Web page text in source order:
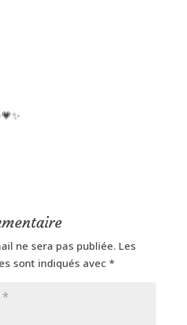
ne sera pas publiée. Les
sont indiqués avec *